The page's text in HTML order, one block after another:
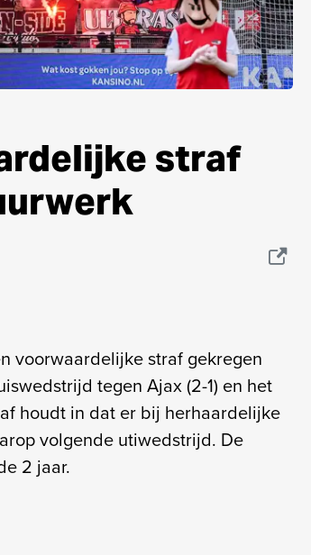
straf
voorwaardelijke straf gekregen
tegen Ajax (2-1) en het
houdt in dat er bij herhaardelijke
volgende utiwedstrijd. De
2 jaar.